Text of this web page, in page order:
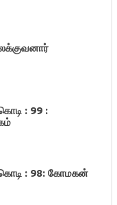
: 99 :
: 98: கோமகன்